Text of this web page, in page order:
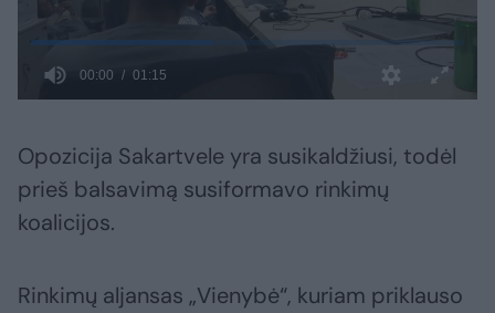
Opozicija Sakartvele yra susikaldžiusi, todėl
prieš balsavimą susiformavo rinkimų
koalicijos.
Rinkimų aljansas „Vienybė“, kuriam priklauso